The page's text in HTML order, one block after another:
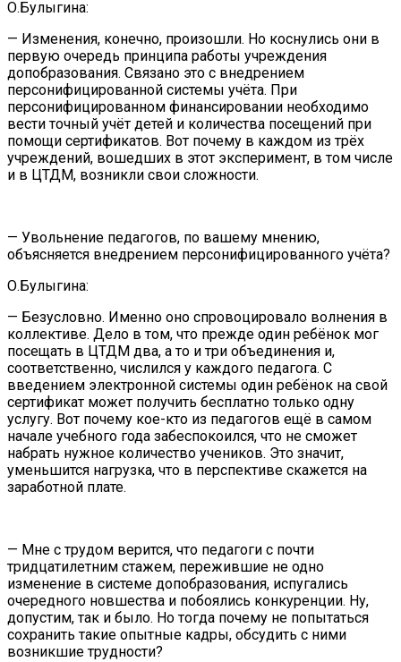
О.Булыгина:
— Изменения, конечно, произошли. Но коснулись они в
первую очередь принципа работы учреждения
допобразования. Связано это с внедрением
персонифицированной системы учёта. При
персонифицированном финансировании необходимо
вести точный учёт детей и количества посещений при
помощи сертификатов. Вот почему в каждом из трёх
учреждений, вошедших в этот эксперимент, в том числе
и в ЦТДМ, возникли свои сложности.
— Увольнение педагогов, по вашему мнению,
объясняется внедрением персонифицированного учёта?
О.Булыгина:
— Безусловно. Именно оно спровоцировало волнения в
коллективе. Дело в том, что прежде один ребёнок мог
посещать в ЦТДМ два, а то и три объединения и,
соответственно, числился у каждого педагога. С
введением электронной системы один ребёнок на свой
сертификат может получить бесплатно только одну
услугу. Вот почему кое-кто из педагогов ещё в самом
начале учебного года забеспокоился, что не сможет
набрать нужное количество учеников. Это значит,
уменьшится нагрузка, что в перспективе скажется на
заработной плате.
— Мне с трудом верится, что педагоги с почти
тридцатилетним стажем, пережившие не одно
изменение в системе допобразования, испугались
очередного новшества и побоялись конкуренции. Ну,
допустим, так и было. Но тогда почему не попытаться
сохранить такие опытные кадры, обсудить с ними
возникшие трудности?